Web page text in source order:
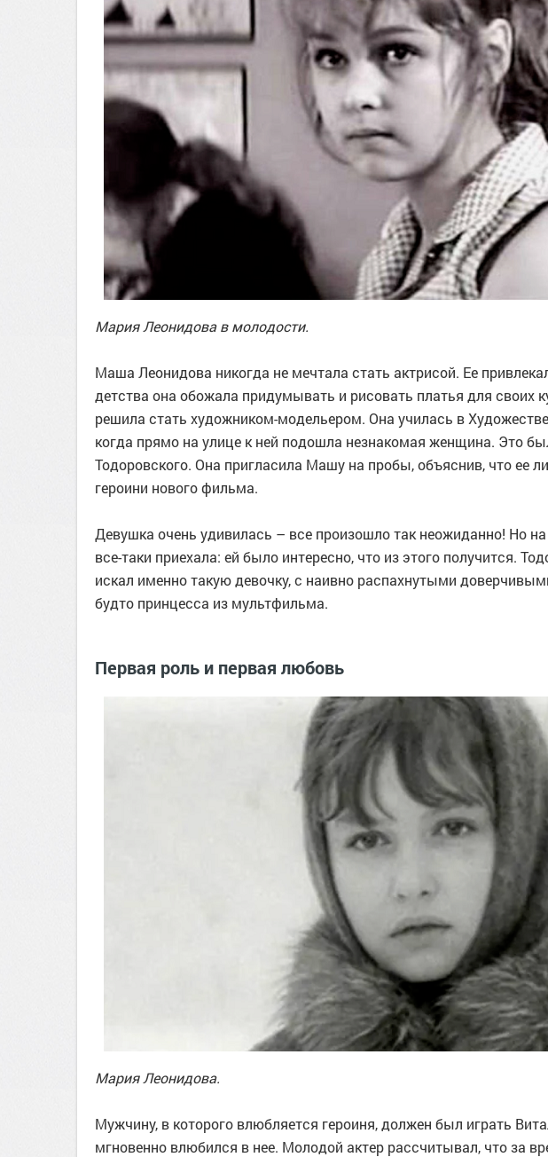
Мария Леонидова в молодости.
Маша Леонидова никогда не мечтала стать актрисой. Ее
детства она обожала придумывать и рисовать платья для своих
решила стать художником-модельером. Она училась в
когда прямо на улице к ней подошла незнакомая женщина. Это
Тодоровского. Она пригласила Машу на пробы, объяснив, что ее
героини нового фильма.
Девушка очень удивилась – все произошло так неожиданно! Но
все-таки приехала: ей было интересно, что из этого получится.
искал именно такую девочку, с наивно распахнутыми
будто принцесса из мультфильма.
Первая роль и первая любовь
Мария Леонидова.
Мужчину, в которого влюбляется героиня, должен был играть
мгновенно влюбился в нее. Молодой актер рассчитывал, что за